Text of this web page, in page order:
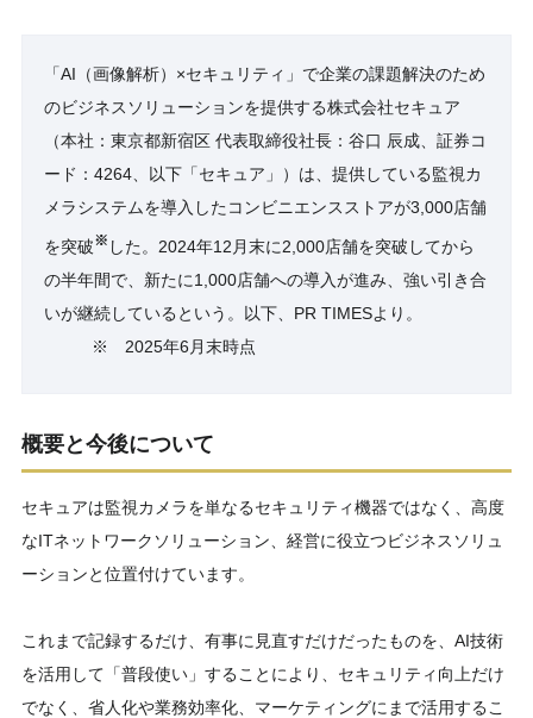
「AI（画像解析）×セキュリティ」で企業の課題解決のため
のビジネスソリューションを提供する株式会社セキュア
（本社：東京都新宿区 代表取締役社長：谷口 辰成、証券コ
ード：4264、以下「セキュア」）は、提供している監視カ
メラシステムを導入したコンビニエンスストアが3,000店舗
を突破※ した。2024年12月末に2,000店舗を突破してから
の半年間で、新たに1,000店舗への導入が進み、強い引き合
いが継続しているという。以下、PR TIMESより。
※ 2025年6月末時点
概要と今後について
セキュアは監視カメラを単なるセキュリティ機器ではなく、高度
なITネットワークソリューション、経営に役立つビジネスソリュ
ーションと位置付けています。
これまで記録するだけ、有事に見直すだけだったものを、AI技術
を活用して「普段使い」することにより、セキュリティ向上だけ
でなく、省人化や業務効率化、マーケティングにまで活用するこ